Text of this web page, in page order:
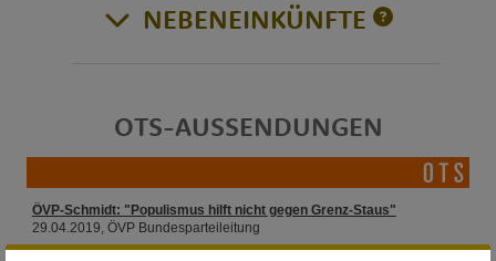
NEBENEINKÜNFTE
OTS-AUSSENDUNGEN